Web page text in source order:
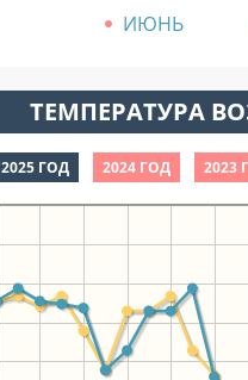
ИЮНЬ
ТЕМПЕРАТУРА
2025 ГОД 2024 ГОД 2023